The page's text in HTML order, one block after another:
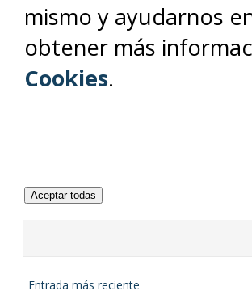
mismo y ayudarnos
obtener más
Cookies.
Aceptar todas
Entrada más reciente